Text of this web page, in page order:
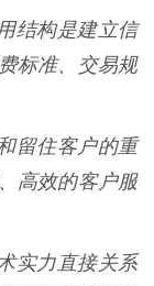
结构是建立信
标准、交易规
留住客户的重
高效的客户服
实力直接关系